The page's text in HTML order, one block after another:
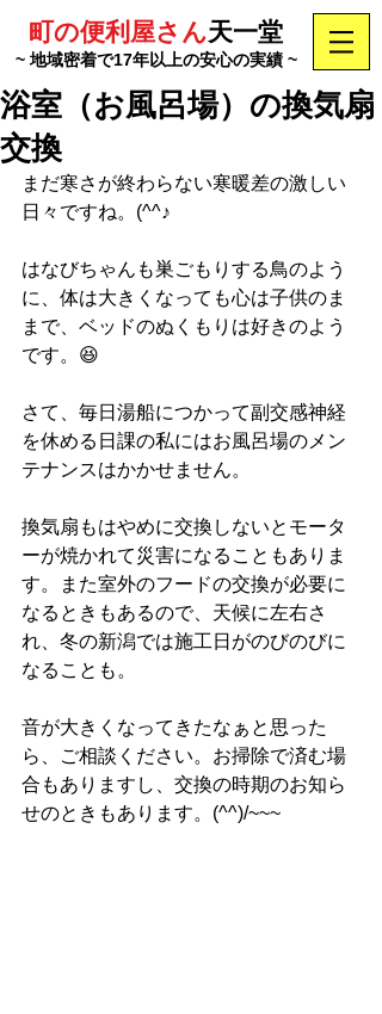
町の便利屋さん天一堂
~ 地域密着で17年以上の安心の実績 ~
浴室（お風呂場）の換気扇
交換
まだ寒さが終わらない寒暖差の激しい
日々ですね。(^^♪
はなびちゃんも巣ごもりする鳥のよう
に、体は大きくなっても心は子供のま
まで、ベッドのぬくもりは好きのよう
です。😆
さて、毎日湯船につかって副交感神経
を休める日課の私にはお風呂場のメン
テナンスはかかせません。
換気扇もはやめに交換しないとモータ
ーが焼かれて災害になることもありま
す。また室外のフードの交換が必要に
なるときもあるので、天候に左右さ
れ、冬の新潟では施工日がのびのびに
なることも。
音が大きくなってきたなぁと思った
ら、ご相談ください。お掃除で済む場
合もありますし、交換の時期のお知ら
せのときもあります。(^^)/~~~